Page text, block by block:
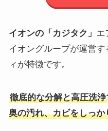
イオンの「カジタク」 エ
イオングループが運営
ィが特徴です。
徹底的な分解と高圧洗
奥の汚れ、カビをしっ